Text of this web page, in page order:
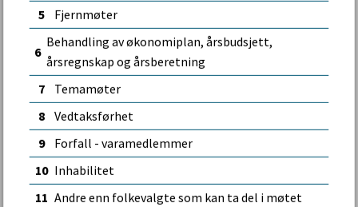
5
Fjernmøter
6
Behandling av økonomiplan, årsbudsjett,
årsregnskap og årsberetning
7
Temamøter
8
Vedtaksførhet
9
Forfall - varamedlemmer
10 Inhabilitet
11 Andre enn folkevalgte som kan ta del i møtet